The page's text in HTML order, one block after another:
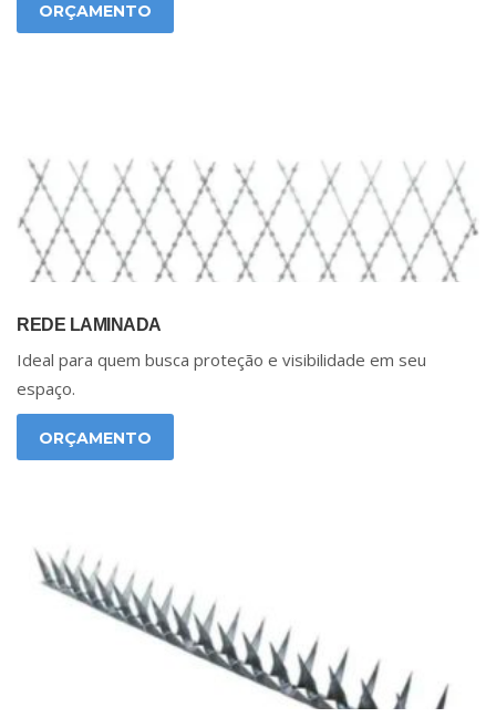
ORÇAMENTO
REDE LAMINADA
Ideal para quem busca proteção e visibilidade em seu
espaço.
ORÇAMENTO